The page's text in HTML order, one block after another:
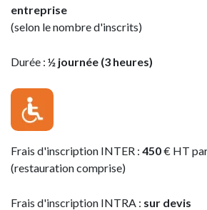
entreprise
(selon le nombre d'inscrits)
Durée : ½ journée (3 heures)
Frais d'inscription INTER : 450€ HT
(restauration comprise)
Frais d'inscription INTRA : sur devis